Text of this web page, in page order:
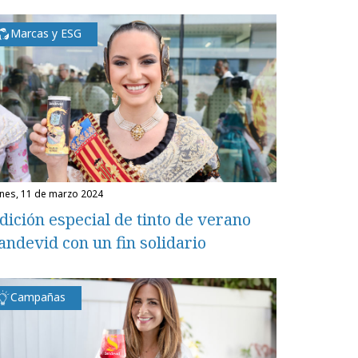
Marcas y ESG
11 de marzo 2024
especial de tinto de verano
con un fin solidario
Campañas